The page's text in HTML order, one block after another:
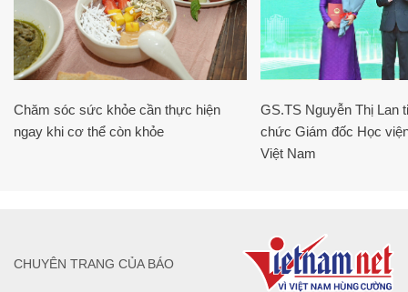
Chăm sóc sức khỏe cần thực hiện
ngay khi cơ thể còn khỏe
GS.TS Nguyễn Thị Lan
chức Giám đốc Học
Việt Nam
CHUYÊN TRANG CỦA BÁO